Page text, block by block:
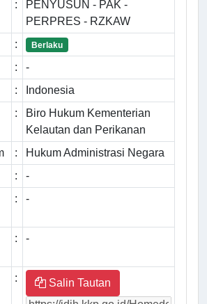
:
PENYUSUN - PAK -
PERPRES - RZKAW
: Berlaku
:
-
:
Indonesia
:
Biro Hukum Kementerian
Kelautan dan Perikanan
:
Hukum Administrasi Negara
:
-
: -
: -
: Salin Tautan